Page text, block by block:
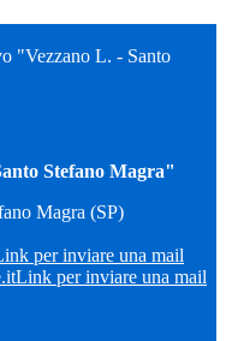
"Vezzano L. - Santo
Stefano Magra"
Magra (SP)
per inviare una mail
Link per inviare una mail